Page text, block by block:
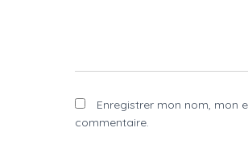
Enregistrer mon nom, mon
commentaire.